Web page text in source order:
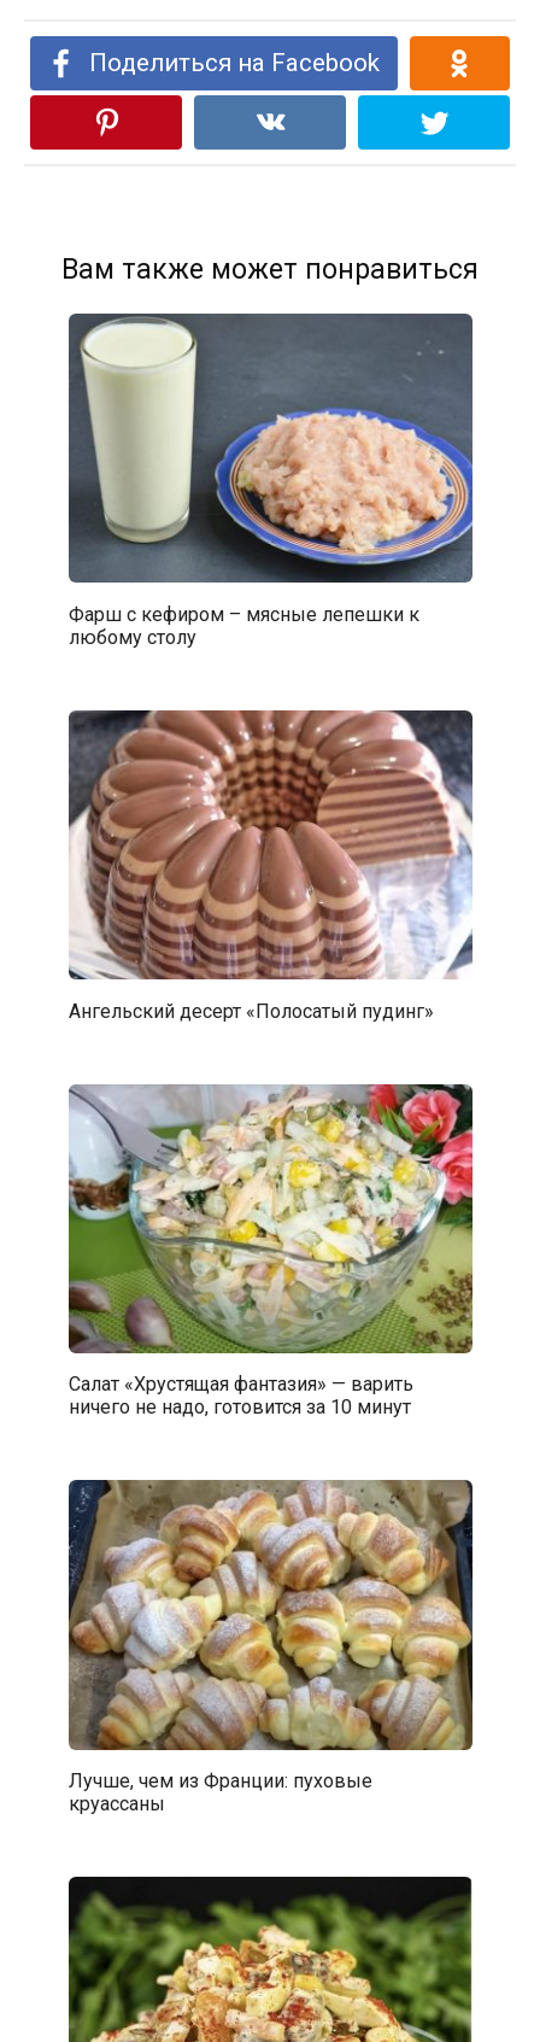
Поделиться на Facebook
Вам также может понравиться
Фарш с кефиром – мясные лепешки к
любому столу
Ангельский десерт «Полосатый пудинг»
Салат «Хрустящая фантазия» — варить
ничего не надо, готовится за 10 минут
Лучше, чем из Франции: пуховые
круассаны